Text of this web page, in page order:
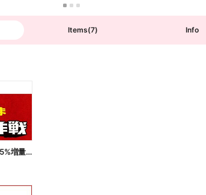
Items(7) Info
【おトク】お値段そのまま!45%増量作戦!